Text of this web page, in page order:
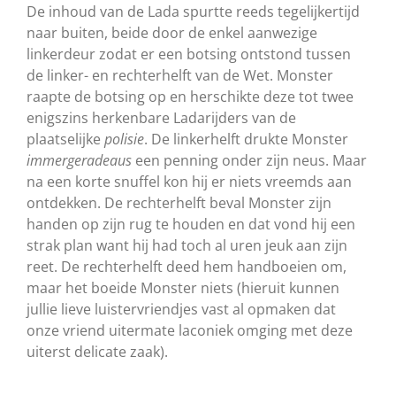
De inhoud van de Lada spurtte reeds tegelijkertijd
naar buiten, beide door de enkel aanwezige
linkerdeur zodat er een botsing ontstond tussen
de linker- en rechterhelft van de Wet. Monster
raapte de botsing op en herschikte deze tot twee
enigszins herkenbare Ladarijders van de
plaatselijke polisie. De linkerhelft drukte Monster
immergeradeaus een penning onder zijn neus. Maar
na een korte snuffel kon hij er niets vreemds aan
ontdekken. De rechterhelft beval Monster zijn
handen op zijn rug te houden en dat vond hij een
strak plan want hij had toch al uren jeuk aan zijn
reet. De rechterhelft deed hem handboeien om,
maar het boeide Monster niets (hieruit kunnen
jullie lieve luistervriendjes vast al opmaken dat
onze vriend uitermate laconiek omging met deze
uiterst delicate zaak).